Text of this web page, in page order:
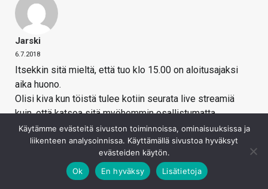
Jarski
6.7.2018
Itsekkin sitä mieltä, että tuo klo 15.00 on aloitusajaksi
aika huono.
Olisi kiva kun töistä tulee kotiin seurata live streamiä
kuin, että katsoa sitä myöhemmin osallistumatta
keskusteluun, koska sehän on osa pointtia
twitcaamisessa.
Ehkä jokin toinen päivä sitten jos ei perjantai sovi. Torstai
Käytämme evästeitä sivuston toiminnoissa, ominaisuuksissa ja
liikenteen analysoinnissa. Käyttämällä sivustoa hyväksyt
evästeiden käytön.
Ok
En hyväksy Lisätietoja